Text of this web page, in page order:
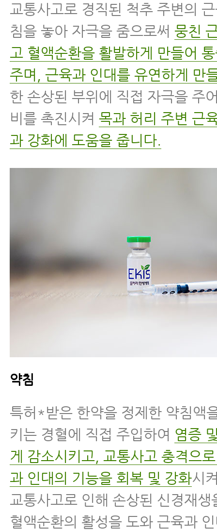
교통사고로 경직된 척추 주변의
침을 놓아 자극을 줌으로써 뭉친
고 혈액순환을 활발하게 만들어
주며, 근육과 인대를 유연하게 만
한 손상된 부위에 직접 자극을 주
비를 촉진시켜 목과 허리 주변 근
과 강화에 도움을 줍니다.
약침
특허*받은 한약을 정제한 약침액
키는 경혈에 직접 주입하여 염증
게 감소시키고, 교통사고 충격으
과 인대의 기능을 회복 및 강화시
교통사고로 인해 손상된 신경재생
혈액순환의 활성을 도와 근육과